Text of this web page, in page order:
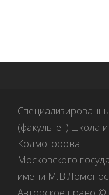
(факультет) школа-
Колмогорова
Московского
имени